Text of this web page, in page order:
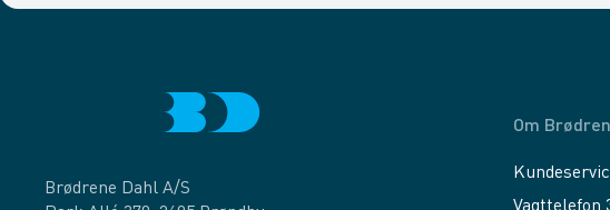
Brødrene Dahl A/S
Om